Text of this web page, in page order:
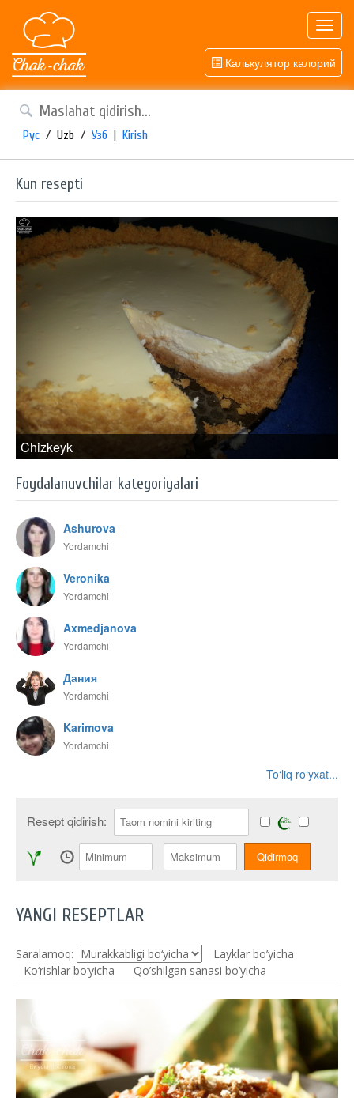
Калькулятор калорий
Рус / Uzb / Узб | Kirish
Kun resepti
Chizkeyk
Foydalanuvchilar kategoriyalari
Ashurova
Yordamchi
Veronika
Yordamchi
Axmedjanova
Yordamchi
Дания
Yordamchi
Karimova
Yordamchi
To‘liq ro‘yxat...
Resept qidirish:
YANGI RESEPTLAR
Saralamoq:
Layklar bo’yicha
Ko‘rishlar bo‘yicha
Qo’shilgan sanasi bo’yicha